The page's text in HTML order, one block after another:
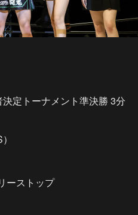
定トーナメント準決勝 3分
ストップ